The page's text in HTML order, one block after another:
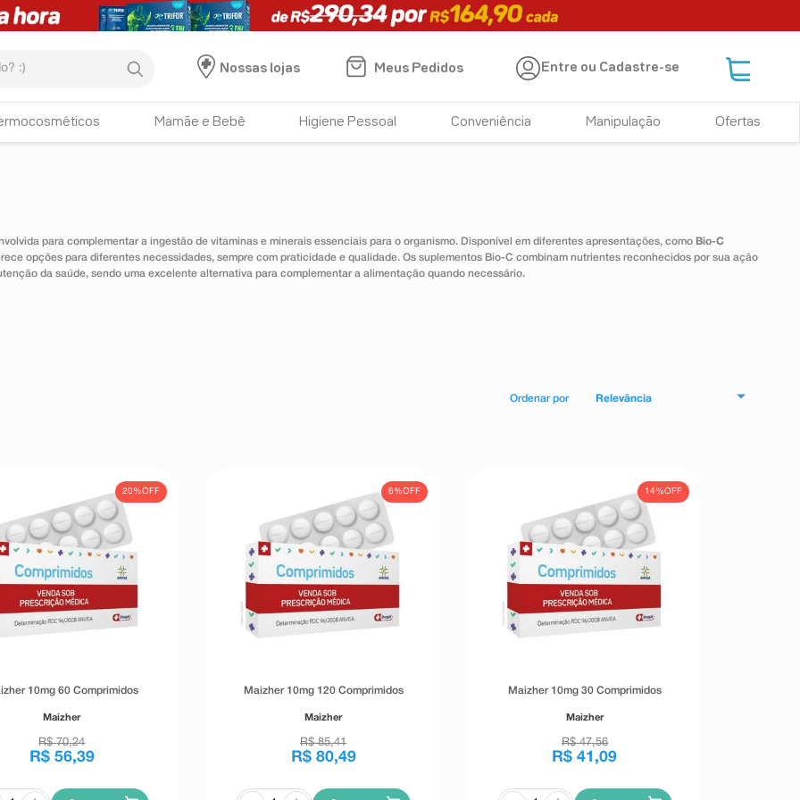
Nossas lojas
Meus Pedidos Entre ou Cadastre-se
Mamãe e Bebê Higiene Pessoal Conveniência Manipulação Ofertas
para complementar a ingestão de vitaminas e minerais essenciais para o organismo. Disponível em diferentes apresentações, como Bio-C
opções para diferentes necessidades, sempre com praticidade e qualidade. Os suplementos Bio-C combinam nutrientes reconhecidos por sua ação
da saúde, sendo uma excelente alternativa para complementar a alimentação quando necessário.
Relevância
20%OFF
10mg 60 Comprimidos
Maizher
R$ 70,24
R$ 56,39
6%OFF
Maizher 10mg 120 Comprimidos
Maizher
R$ 85,41
R$ 80,49
14%OFF
Maizher 10mg 30 Comprimidos
Maizher
R$ 47,56
R$ 41 ,09